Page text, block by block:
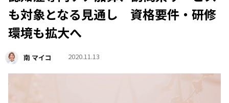
も対象となる見通し 資格要件・研修
環境も拡大へ
南 マイコ 2020.11.13